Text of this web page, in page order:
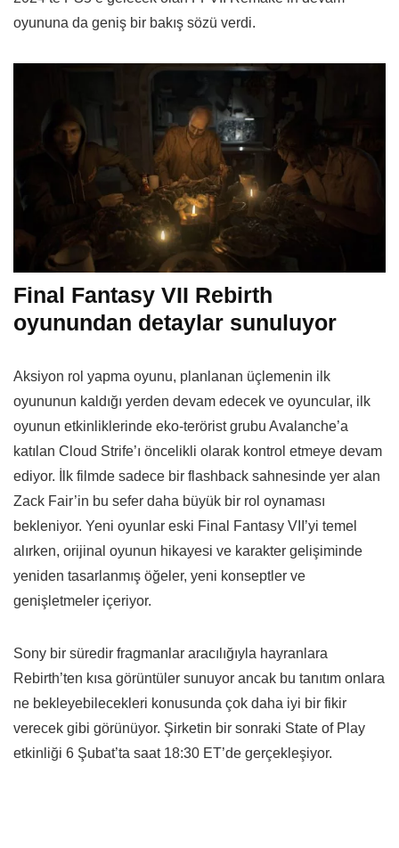
oyununa da geniş bir bakış sözü verdi.
Final Fantasy VII Rebirth
oyunundan detaylar sunuluyor
Aksiyon rol yapma oyunu, planlanan üçlemenin ilk
oyununun kaldığı yerden devam edecek ve oyuncular, ilk
oyunun etkinliklerinde eko-terörist grubu Avalanche’a
katılan Cloud Strife’ı öncelikli olarak kontrol etmeye devam
ediyor. İlk filmde sadece bir flashback sahnesinde yer alan
Zack Fair’in bu sefer daha büyük bir rol oynaması
bekleniyor. Yeni oyunlar eski Final Fantasy VII’yi temel
alırken, orijinal oyunun hikayesi ve karakter gelişiminde
yeniden tasarlanmış öğeler, yeni konseptler ve
genişletmeler içeriyor.
Sony bir süredir fragmanlar aracılığıyla hayranlara
Rebirth’ten kısa görüntüler sunuyor ancak bu tanıtım onlara
ne bekleyebilecekleri konusunda çok daha iyi bir fikir
verecek gibi görünüyor. Şirketin bir sonraki State of Play
etkinliği 6 Şubat’ta saat 18:30 ET’de gerçekleşiyor.